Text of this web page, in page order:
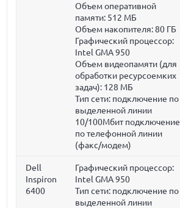
Объем оперативной
памяти: 512 МБ
Объем накопителя:80 ГБ
Графический процессор:
Intel GMA 950
Объем видеопамяти (для
обработки ресурсоемких
задач): 128 МБ
Тип сети: подключение по
выделенной линии
10/100Мбит подключение
по телефонной линии
(факс/модем)
Dell
Inspiron
6400
Графический процессор:
Intel GMA 950
Тип сети: подключение по
выделенной линии